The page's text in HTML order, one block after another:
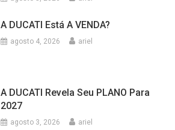
A DUCATI Está A VENDA?
agosto 4, 2026 ariel
A DUCATI Revela Seu PLANO Para
2027
agosto 3, 2026 ariel